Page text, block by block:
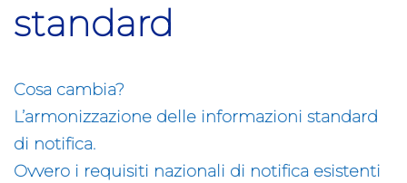
standard
Cosa cambia?
L’armonizzazione delle informazioni standard
di notifica.
Ovvero i requisiti nazionali di notifica esistenti